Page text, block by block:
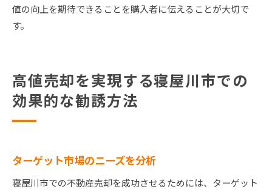
値の向上を期待できることを購入者に伝えることが大切で
す。
高値売却を実現する寝屋川市での
効果的な勧誘方法
ターゲット市場のニーズを分析
寝屋川市での不動産売却を成功させるためには、ターゲット